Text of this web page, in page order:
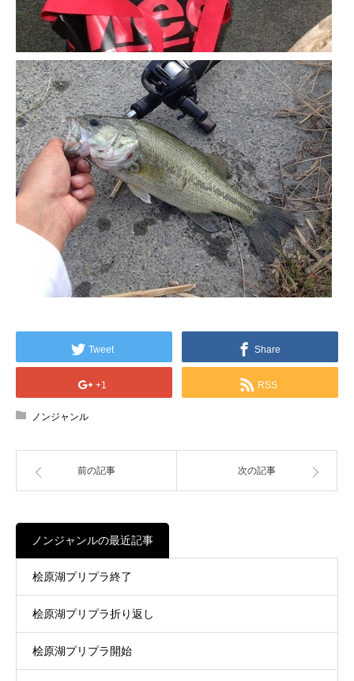
Tweet Share
+1 RSS
ノンジャンル
前の記事 次の記事
ノンジャンルの最近記事
桧原湖プリプラ終了
桧原湖プリプラ折り返し
桧原湖プリプラ開始